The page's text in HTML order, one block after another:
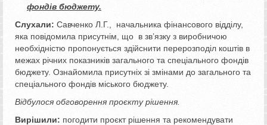
фондів бюджету.
Слухали: Савченко Л.Г., начальника фінансового відділу,
яка повідомила присутнім, що в зв’язку з виробничою
необхідністю пропонується здійснити перерозподіл коштів в
межах річних показників загального та спеціального фондів
бюджету. Ознайомила присутніх зі змінами до загального та
спеціального фондів міського бюджету.
Відбулося обговорення проєкту рішення.
Вирішили: погодити проєкт рішення та рекомендувати